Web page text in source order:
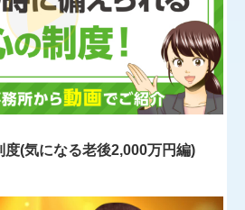
度(気になる老後2,000万円編)